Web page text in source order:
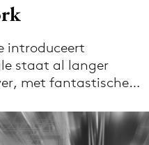
app
via de Adformatie
app
introduceert
staat al langer
met fantastische…